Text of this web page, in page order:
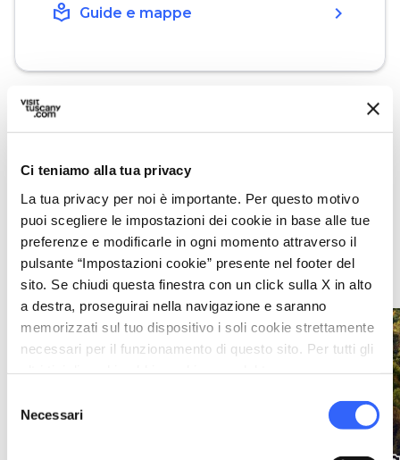
Ci teniamo alla tua privacy
La tua privacy per noi è importante. Per questo motivo
puoi scegliere le impostazioni dei cookie in base alle tue
preferenze e modificarle in ogni momento attraverso il
pulsante “Impostazioni cookie” presente nel footer del
sito. Se chiudi questa finestra con un click sulla X in alto
a destra, proseguirai nella navigazione e saranno
memorizzati sul tuo dispositivo i soli cookie strettamente
necessari per il funzionamento di questo sito. Per tutti gli
delNecessari
local_library Guide e mappe chevron_right
Nei dintorni
Luoghi da non perdere, percorsi tappa per tappa,
eventi e suggerimenti per il tuo viaggio
Attrazioni map Vedi su mappa
favorite_border favorite_border